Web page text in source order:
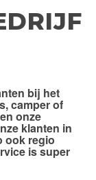
bij het
camper of
onze
klanten in
ook regio
is super